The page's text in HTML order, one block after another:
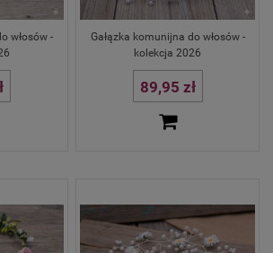
włosów -
Gałązka komunijna do włosów -
kolekcja 2026
89,95 zł